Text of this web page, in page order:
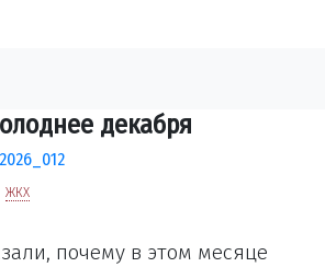
декабря
ЖКХ
почему в этом месяце